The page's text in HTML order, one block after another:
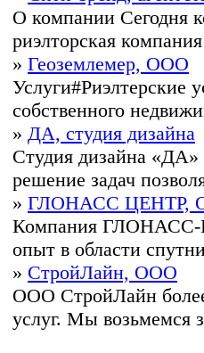
О компании Сегодня
риэлторская
» Геоземлемер, ООО
Услуги#Риэлтерские
собственного
» ДА, студия дизайна
Студия дизайна «ДА»
решение задач
» ГЛОНАСС ЦЕНТР,
Компания ГЛОНАСС-
опыт в области
» СтройЛайн, ООО
ООО СтройЛайн
услуг. Мы возьмемся